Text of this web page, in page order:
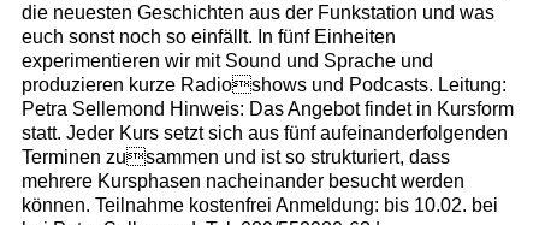
die neuesten Geschichten aus der Funkstation und was
euch sonst noch so einfällt. In fünf Einheiten
experimentieren wir mit Sound und Sprache und
produzieren kurze Radioshows und Podcasts. Leitung:
Petra Sellemond Hinweis: Das Angebot findet in Kursform
statt. Jeder Kurs setzt sich aus fünf aufeinanderfolgenden
Terminen zusammen und ist so strukturiert, dass
mehrere Kursphasen nacheinander besucht werden
können. Teilnahme kostenfrei Anmeldung: bis 10.02. bei